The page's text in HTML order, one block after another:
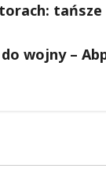
wojny –